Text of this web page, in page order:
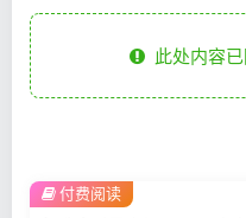
此处内容已
付费阅读